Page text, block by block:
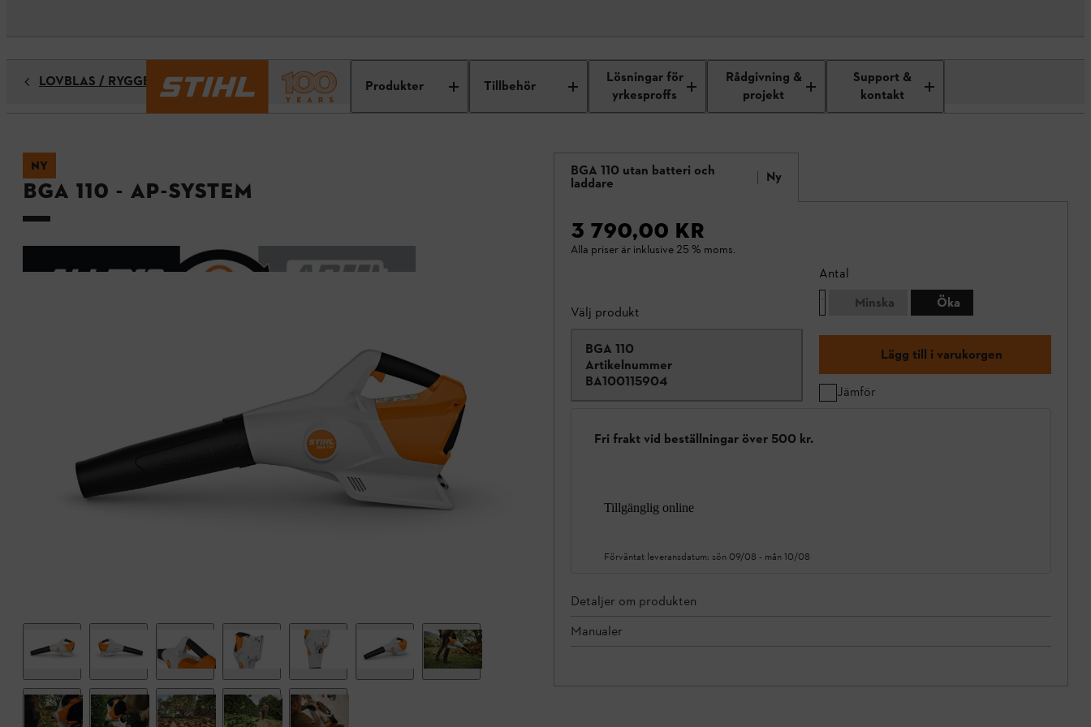
Produkter Tillbehör
Lösningar för
yrkesproffs
Rådgivning &
projekt
Support &
kontakt
LÖVBLÅS / RYGGBLÅS / LÖVSUG
NY
BGA 110 - AP-System
BGA 110 utan batteri och
laddare Ny
3 790,00 KR
Alla priser är inklusive 25 % moms.
Välj produkt
BGA 110
Artikelnummer
BA100115904
Antal
Minska
Öka
Lägg till i varukorgen
Jämför
Fri frakt vid beställningar över 500 kr.
Tillgänglig online
Förväntat leveransdatum: sön 09/08 - mån 10/08
Detaljer om produkten
Manualer